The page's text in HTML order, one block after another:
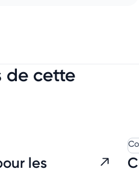
de cette
les